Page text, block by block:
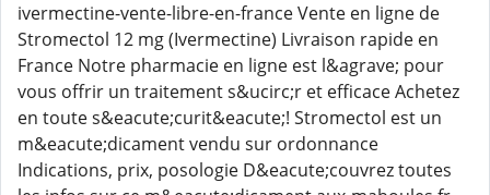
ivermectine-vente-libre-en-france Vente en ligne de
Stromectol 12 mg (Ivermectine) Livraison rapide en
France Notre pharmacie en ligne est l&agrave; pour
vous offrir un traitement s&ucirc;r et efficace Achetez
en toute s&eacute;curit&eacute;! Stromectol est un
m&eacute;dicament vendu sur ordonnance
Indications, prix, posologie D&eacute;couvrez toutes